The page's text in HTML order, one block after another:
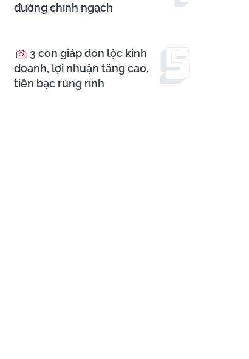
đường chính ngạch
3 con giáp đón lộc kinh
doanh, lợi nhuận tăng cao,
tiền bạc rủng rỉnh